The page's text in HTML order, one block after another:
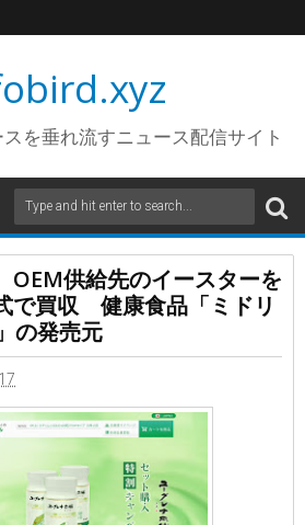
を垂れ流すニュース配信サイト
OEM供給先のイースターを
で買収 健康食品「ミドリ
の発売元